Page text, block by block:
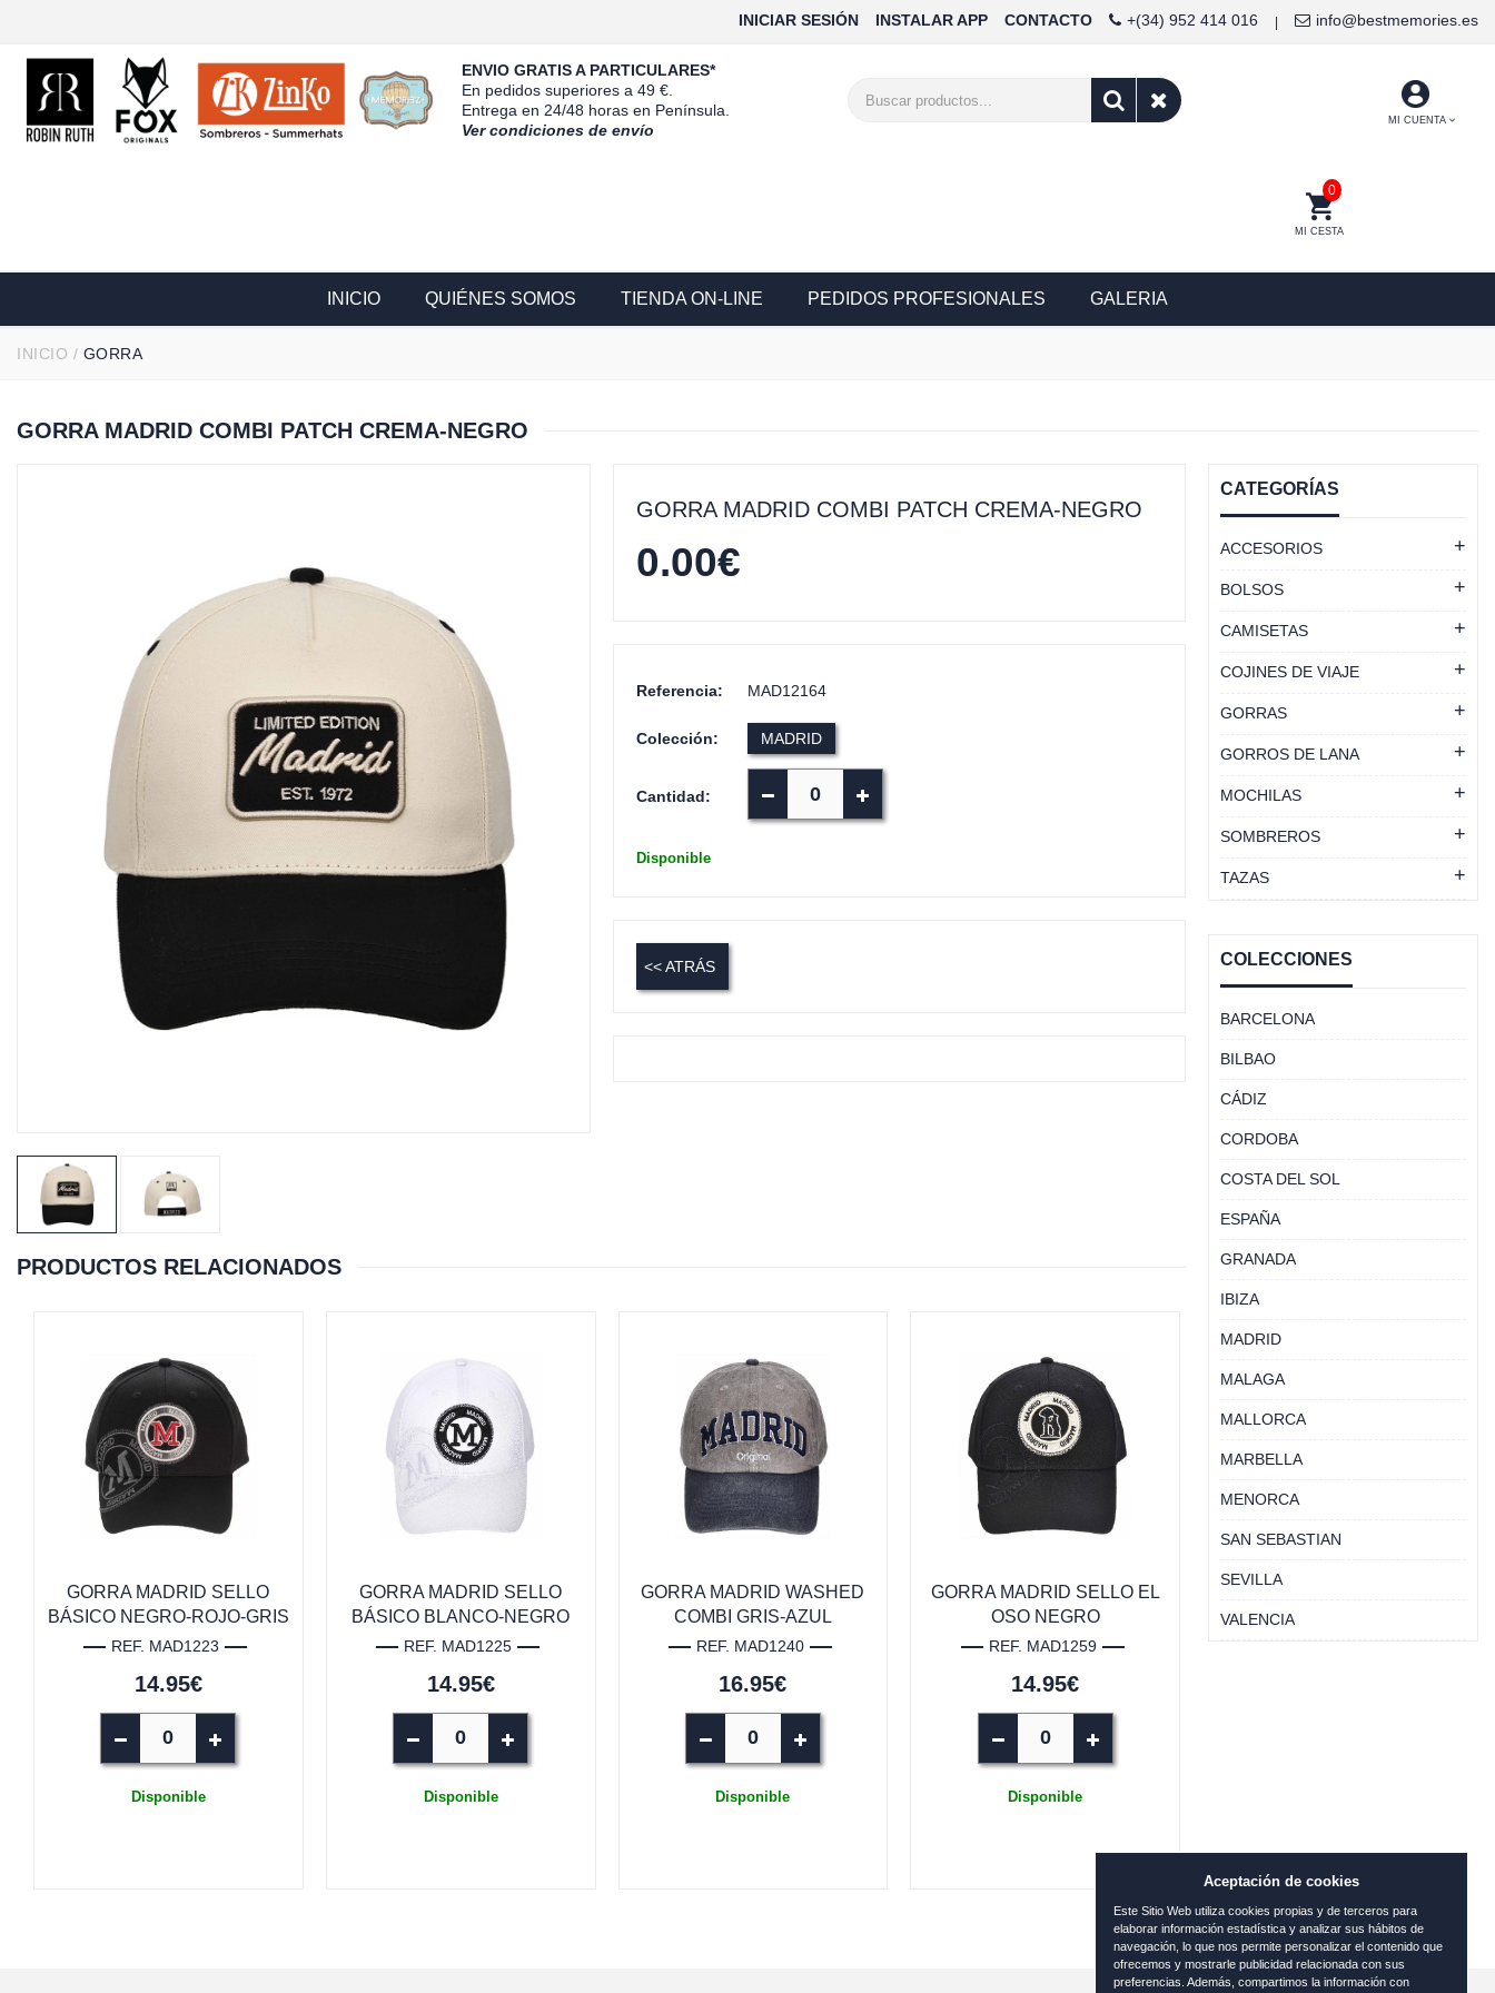
info@bestmemories.es
+(34) 952 414 016
CONTACTO
INSTALAR APP
INICIAR SESIÓN
ENVIO GRATIS A PARTICULARES*
En pedidos superiores a 49 €.
Entrega en 24/48 horas en Península.
Ver condiciones de envío
MI CUENTA
MI CESTA
0
INICIO QUIÉNES SOMOS TIENDA ON-LINE PEDIDOS PROFESIONALES GALERIA
INICIO / GORRA
GORRA MADRID COMBI PATCH CREMA-NEGRO
GORRA MADRID COMBI PATCH CREMA-NEGRO
0.00€
Referencia: MAD12164
Colección: MADRID
Cantidad:
Disponible
<< ATRÁS
PRODUCTOS RELACIONADOS
GORRA MADRID SELLO
BÁSICO NEGRO-ROJO-GRIS
REF. MAD1223
14.95€
Disponible
GORRA MADRID SELLO
BÁSICO BLANCO-NEGRO
REF. MAD1225
14.95€
Disponible
GORRA MADRID WASHED
COMBI GRIS-AZUL
REF. MAD1240
16.95€
Disponible
GORRA MADRID SELLO EL
OSO NEGRO
REF. MAD1259
14.95€
Disponible
CATEGORÍAS
ACCESORIOS
BOLSOS
CAMISETAS
COJINES DE VIAJE
GORRAS
GORROS DE LANA
MOCHILAS
SOMBREROS
TAZAS
COLECCIONES
BARCELONA
BILBAO
CÁDIZ
CORDOBA
COSTA DEL SOL
ESPAÑA
GRANADA
IBIZA
MADRID
MALAGA
MALLORCA
MARBELLA
MENORCA
SAN SEBASTIAN
SEVILLA
VALENCIA
Aceptación de cookies
Este Sitio Web utiliza cookies propias y de terceros para
elaborar información estadística y analizar sus hábitos de
navegación, lo que nos permite personalizar el contenido que
ofrecemos y mostrarle publicidad relacionada con sus
preferencias. Además, compartimos la información con